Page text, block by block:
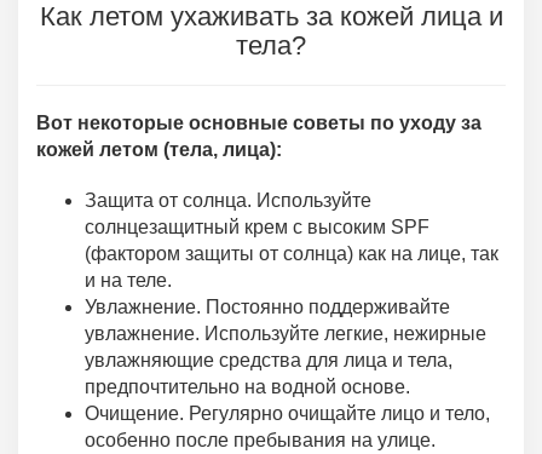
Как летом ухаживать за кожей лица и
тела?
Вот некоторые основные советы по уходу за
кожей летом (тела, лица):
Защита от солнца. Используйте
солнцезащитный крем с высоким SPF
(фактором защиты от солнца) как на лице, так
и на теле.
Увлажнение. Постоянно поддерживайте
увлажнение. Используйте легкие, нежирные
увлажняющие средства для лица и тела,
предпочтительно на водной основе.
Очищение. Регулярно очищайте лицо и тело,
особенно после пребывания на улице.